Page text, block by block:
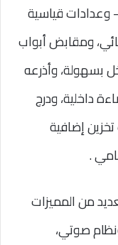
قياسية
ومقابض أبواب
بسهولة، وأذرعه
داخلية، ودرج
إضافية
.
من المميزات
صوتي،